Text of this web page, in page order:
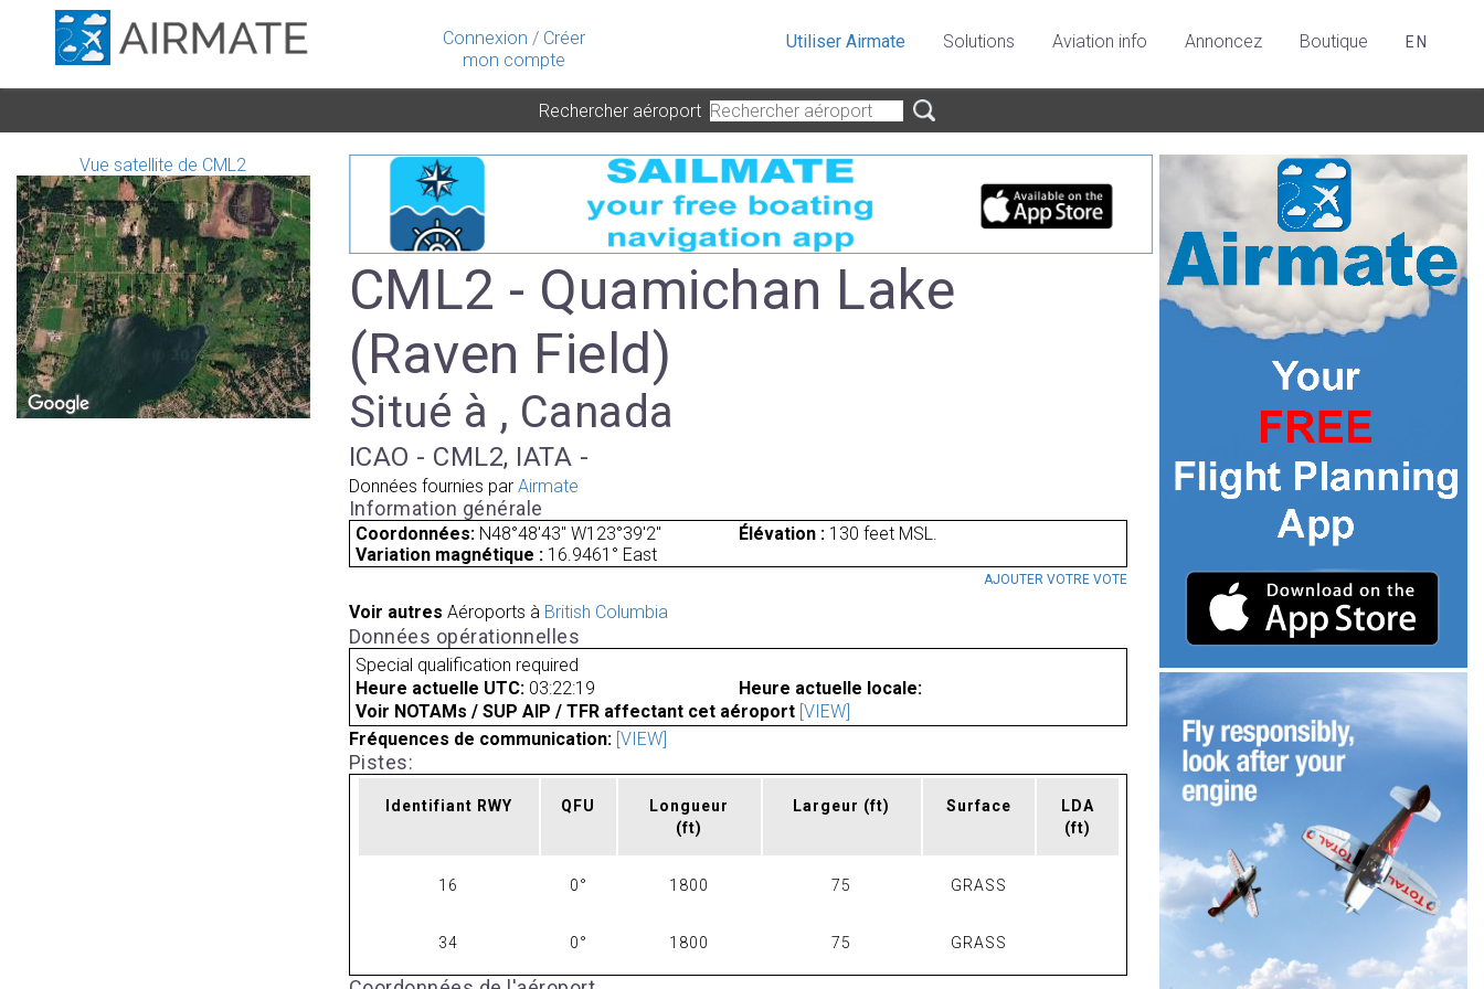
Connexion / Créer
mon compte
Utiliser Airmate Solutions Aviation info Annoncez Boutique EN
Rechercher aéroport
Vue satellite de CML2
CML2 - Quamichan Lake
(Raven Field)
Situé à , Canada
ICAO - CML2, IATA -
Données fournies par Airmate
Information générale
Coordonnées: N48°48'43" W123°39'2" Élévation :130 feet MSL.
Variation magnétique : 16.9461° East
AJOUTER VOTRE VOTE
Voir autres Aéroports à British Columbia
Données opérationnelles
Special qualification required
Heure actuelle UTC: 03:22:19
Heure actuelle locale:
Voir NOTAMs / SUP AIP / TFR affectant cet aéroport [VIEW]
Fréquences de communication: [VIEW]
Pistes:
Identifiant RWY QFU
Longueur
(ft)
Largeur (ft) Surface
LDA
(ft)
16 0° 1800 75 GRASS
34 0° 1800 75 GRASS